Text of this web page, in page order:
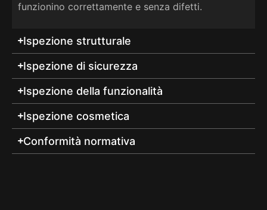
funzionino correttamente e senza difetti.
Ispezione strutturale
Ispezione di sicurezza
Ispezione della funzionalità
Ispezione cosmetica
Conformità normativa